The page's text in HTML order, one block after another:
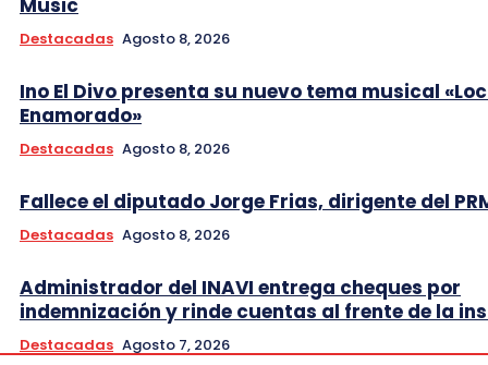
Destacadas Agosto 8, 2026
Ino El Divo presenta su nuevo tema musical
Enamorado»
Destacadas Agosto 8, 2026
Fallece el diputado Jorge Frias, dirigente del
Destacadas Agosto 8, 2026
Administrador del INAVI entrega cheques por
indemnización y rinde cuentas al frente de la
Destacadas Agosto 7, 2026